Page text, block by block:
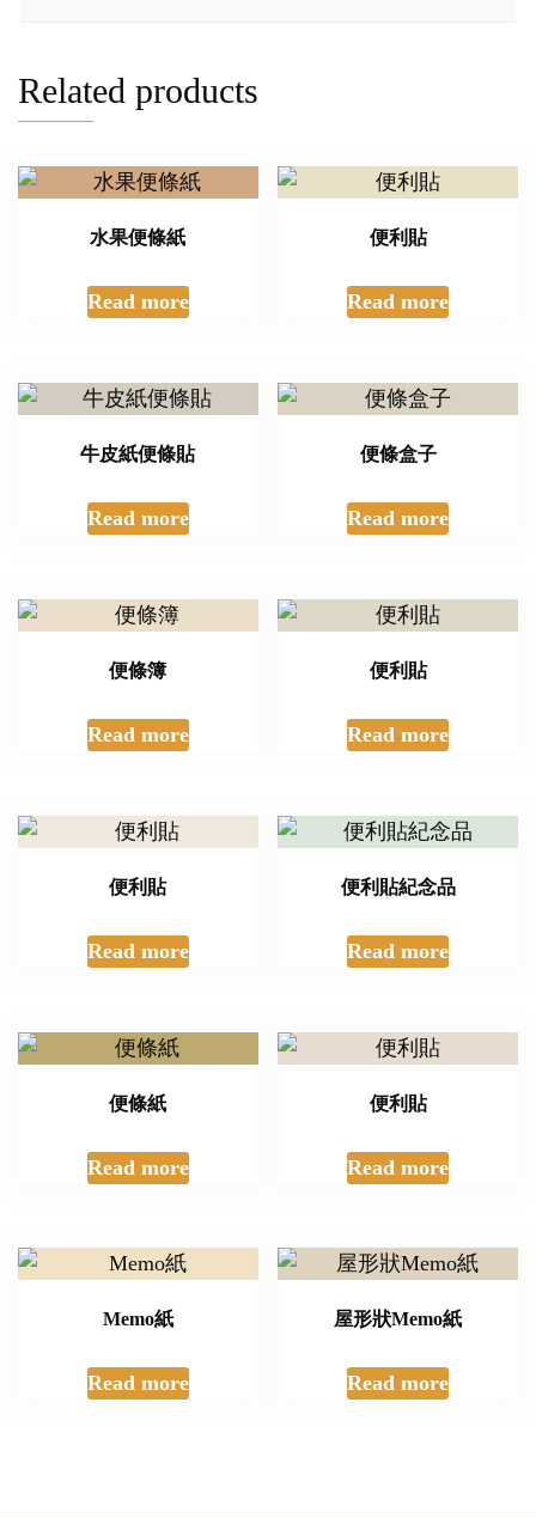
Related products
水果便條紙
Read more
便利貼
Read more
牛皮紙便條貼
Read more
便條盒子
Read more
便條簿
Read more
便利貼
Read more
便利貼
Read more
便利貼紀念品
Read more
便條紙
Read more
便利貼
Read more
Memo紙
Read more
屋形狀Memo紙
Read more